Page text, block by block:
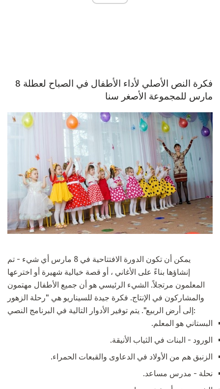
فكرة النص الأصلي لأداء الأطفال في الصباح لعطلة 8
مارس للمجموعة الأصغر سنا
يمكن أن تكون الدورة الافتتاحية في 8 مارس أي شيء - تم
إنشاؤها بناءً على الأغاني ، أو قصة خيالية شهيرة أو اخترعها
المعلمون مرتجلاً. الشيء الرئيسي هو أن جميع الأطفال مهتمون
والمشاركون في الإنتاج. فكرة جيدة للسيناريو هي "رحلة الزهور
إلى أرض الربيع". يتم توفير الأدوار التالية في البرنامج النصي:
البستاني هو المعلم.
الورود - البنات في الثياب الأنيقة.
الزنبق هم من الأولاد في الدعاوى والقبعات الحمراء.
نحلة - مدرس مساعد.